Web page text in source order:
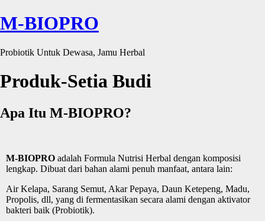
M-BIOPRO
Probiotik Untuk Dewasa, Jamu Herbal
Produk-Setia Budi
Apa Itu M-BIOPRO?
M-BIOPRO adalah Formula Nutrisi Herbal dengan komposisi
lengkap. Dibuat dari bahan alami penuh manfaat, antara lain:
Air Kelapa, Sarang Semut, Akar Pepaya, Daun Ketepeng, Madu,
Propolis, dll, yang di fermentasikan secara alami dengan aktivator
bakteri baik (Probiotik).